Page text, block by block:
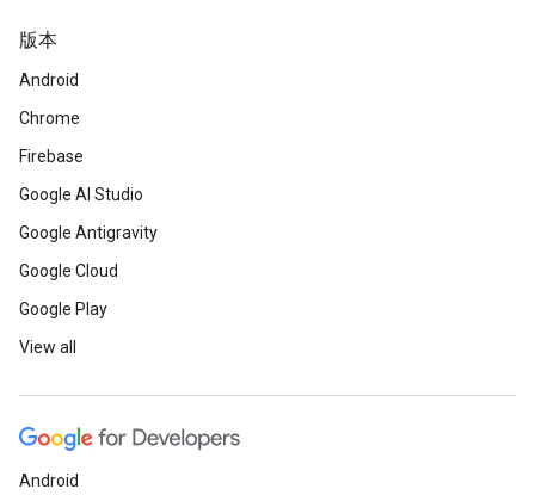
版本
Android
Chrome
Firebase
Google AI Studio
Google Antigravity
Google Cloud
Google Play
View all
Android